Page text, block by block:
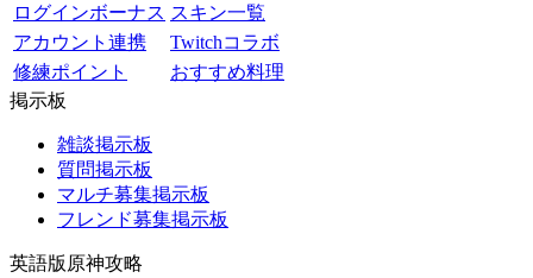
ログインボーナス スキン一覧
アカウント連携
Twitchコラボ
修練ポイント
おすすめ料理
掲示板
雑談掲示板
質問掲示板
マルチ募集掲示板
フレンド募集掲示板
英語版原神攻略